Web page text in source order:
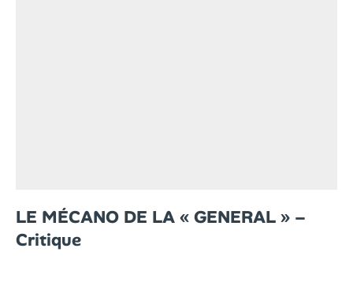
LE MÉCANO DE LA « GENERAL » –
Critique